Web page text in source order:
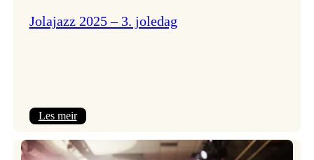
Jolajazz 2025 – 3. joledag
Les meir:
2025